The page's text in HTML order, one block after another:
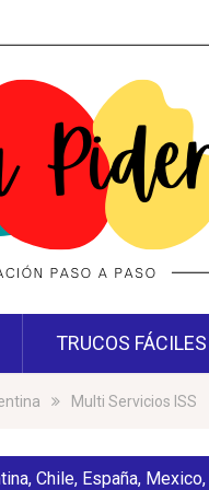
TRUCOS FÁCILES
Multi Servicios ISS
, Chile, España, Mexico,